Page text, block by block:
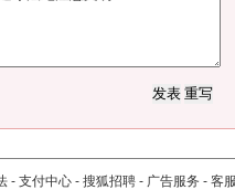
- 支付中心 - 搜狐招聘 - 广告服务 - 客